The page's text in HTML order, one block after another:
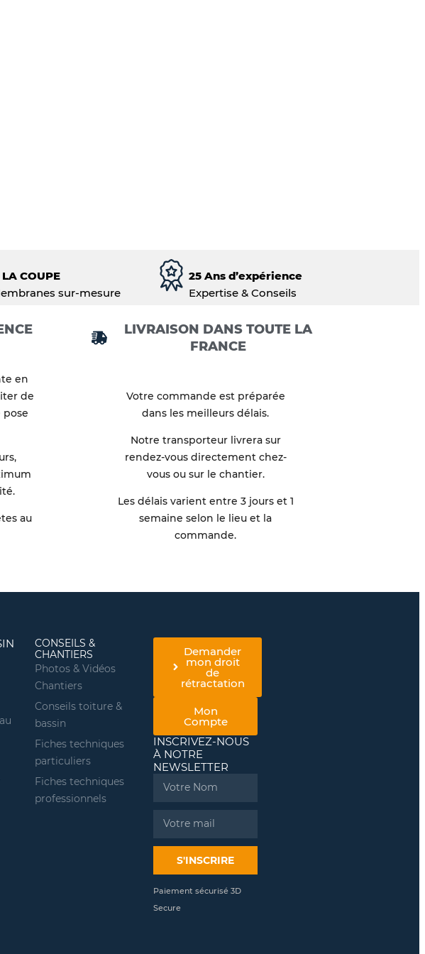
COUPE
sur-mesure
25 Ans d’expérience
Expertise & Conseils
en
de
pose
au
LIVRAISON DANS TOUTE LA
FRANCE
Votre commande est préparée
dans les meilleurs délais.
Notre transporteur livrera sur
rendez-vous directement chez-
vous ou sur le chantier.
Les délais varient entre 3 jours et 1
semaine selon le lieu et la
commande.
CONSEILS &
CHANTIERS
Photos & Vidéos
Chantiers
Conseils toiture &
bassin
Fiches techniques
particuliers
Fiches techniques
professionnels
Demander
mon droit
de
rétractation
Mon
Compte
INSCRIVEZ-NOUS
À NOTRE
NEWSLETTER
Name
Email
S'INSCRIRE
Paiement sécurisé 3D
Secure